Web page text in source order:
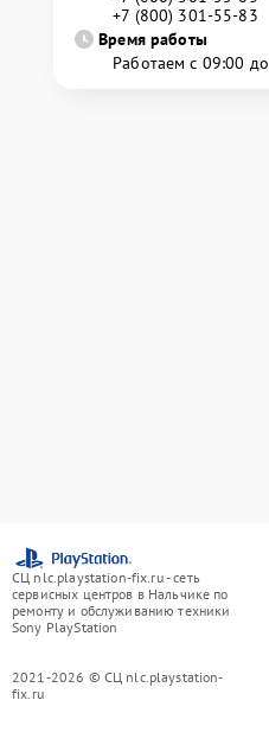
+7 (800) 301-55-83
Время работы
Работаем с 09:00
СЦ nlc.playstation-fix.ru - сеть
сервисных центров в Нальчике по
ремонту и обслуживанию техники
Sony PlayStation
2021-2026 © СЦ nlc.playstation-
fix.ru